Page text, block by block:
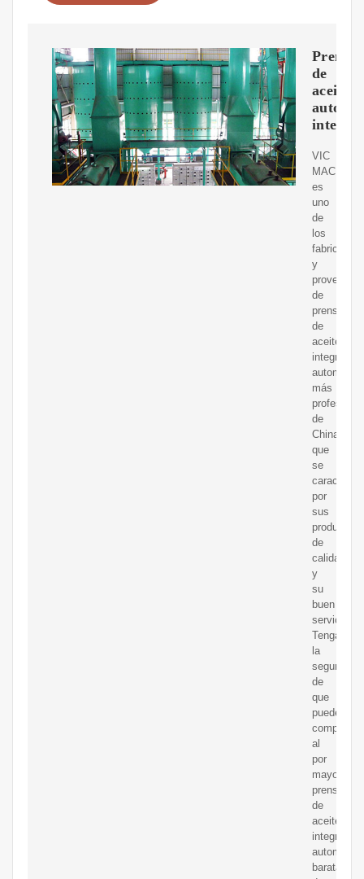
Prensa
de
aceite
VIC
es
uno
de
los
fabricantes
y
de
prensas
de
aceite
integradas
más
de
China,
que
se
caracteriza
por
sus
productos
de
calidad
y
su
buen
servicio.
Tenga
la
seguridad
de
que
puede
comprar
al
por
mayor
prensas
de
aceite
integradas
baratas